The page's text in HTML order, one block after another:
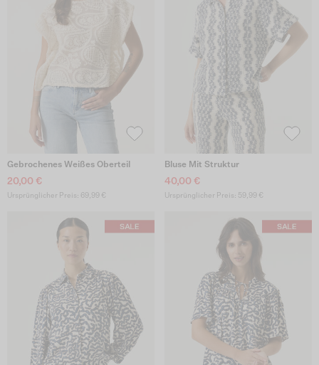
Gebrochenes Weißes Oberteil
20,00 €
Ursprünglicher Preis: 69,99 €
Bluse Mit Struktur
40,00 €
Ursprünglicher Preis: 59,99 €